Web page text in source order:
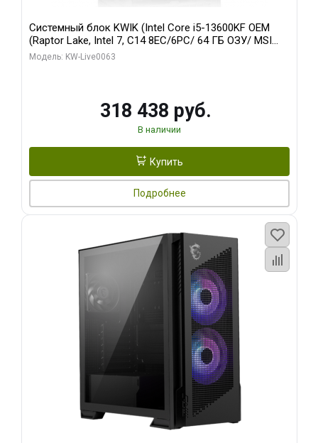
Системный блок KWIK (Intel Core i5-13600KF OEM
(Raptor Lake, Intel 7, C14 8EC/6PC/ 64 ГБ ОЗУ/ MSI
RTX5080 VENTUS 3X OC 16GB GDDR7 256bit 3xDP
Модель: KW-Live0063
318 438 руб.
В наличии
Купить
Подробнее